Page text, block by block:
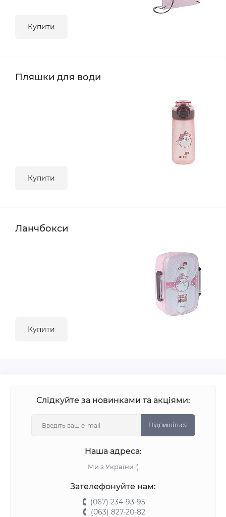
Купити
Пляшки для води
Купити
Ланчбокси
Купити
Слідкуйте за новинками та акціями:
Підпишіться
Наша адреса:
Ми з України !)
Зателефонуйте нам:
(067) 234-93-95
(063) 827-20-82